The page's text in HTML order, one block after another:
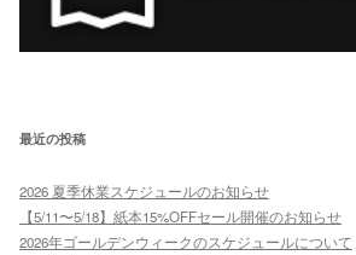
最近の投稿
2026 夏季休業スケジュールのお知らせ
【5/11〜5/18】紙本15%OFFセール開催のお知らせ
2026年ゴールデンウィークのスケジュールについて